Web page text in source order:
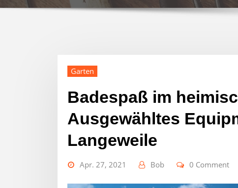
Garten
Badespaß im
Ausgewähltes
Langeweile
Apr. 27, 2021 Bob 0 Comment